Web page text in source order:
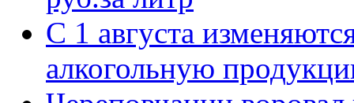
С 1 августа
алкогольную